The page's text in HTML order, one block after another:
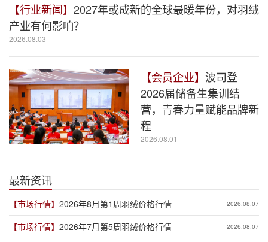
【行业新闻】 2027年或成新的全球最暖年份，对羽绒
产业有何影响？
2026.08.03
【会员企业】 波司登
2026届储备生集训结
营，青春力量赋能品牌新
程
2026.08.01
最新资讯
【市场行情】 2026年8月第1周羽绒价格行情 2026.08.07
【市场行情】 2026年7月第5周羽绒价格行情 2026.08.07